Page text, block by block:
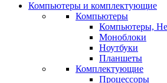
Компьютеры и комплектующие
Компьютеры
Компьютеры,
Моноблоки
Ноутбуки
Планшеты
Комплектующие
Процессоры